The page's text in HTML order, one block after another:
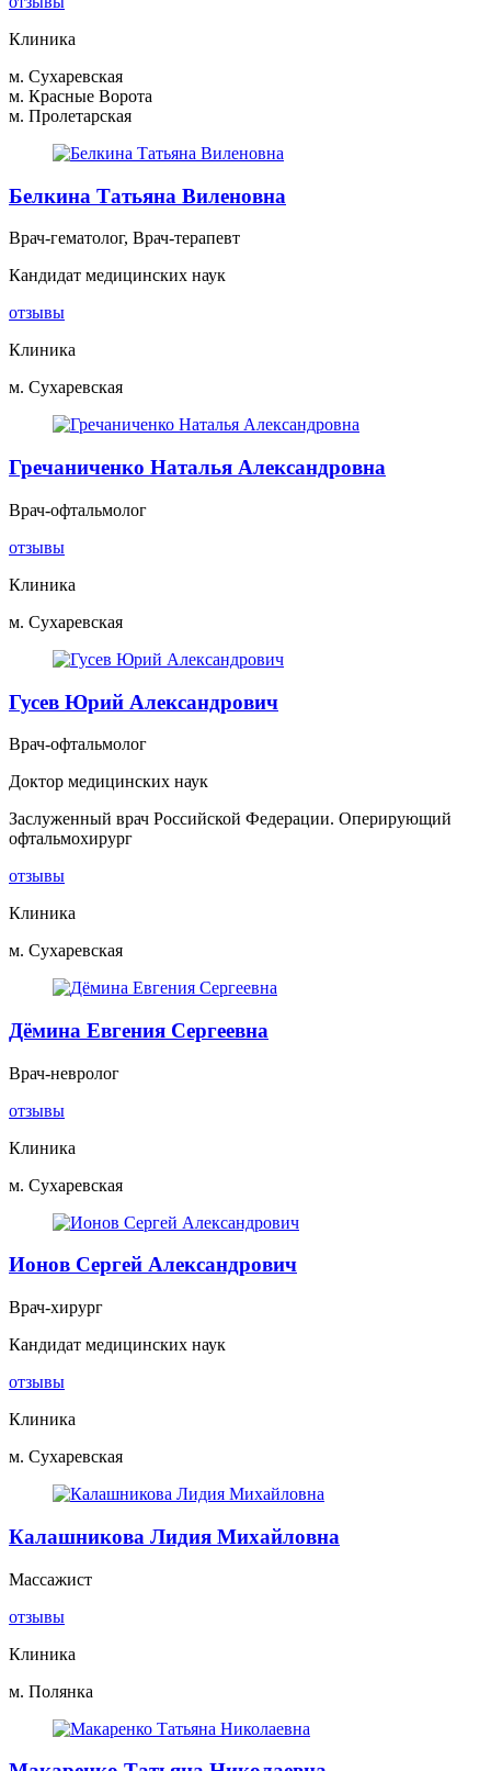
Клиника
м. Сухаревская
м. Красные Ворота
м. Пролетарская
Белкина Татьяна Виленовна
Врач-гематолог, Врач-терапевт
Кандидат медицинских наук
отзывы
Клиника
м. Сухаревская
Гречаниченко Наталья Александровна
Врач-офтальмолог
отзывы
Клиника
м. Сухаревская
Гусев Юрий Александрович
Врач-офтальмолог
Доктор медицинских наук
Заслуженный врач Российской Федерации. Оперирующий
офтальмохирург
отзывы
Клиника
м. Сухаревская
Дёмина Евгения Сергеевна
Врач-невролог
отзывы
Клиника
м. Сухаревская
Ионов Сергей Александрович
Врач-хирург
Кандидат медицинских наук
отзывы
Клиника
м. Сухаревская
Калашникова Лидия Михайловна
Массажист
отзывы
Клиника
м. Полянка